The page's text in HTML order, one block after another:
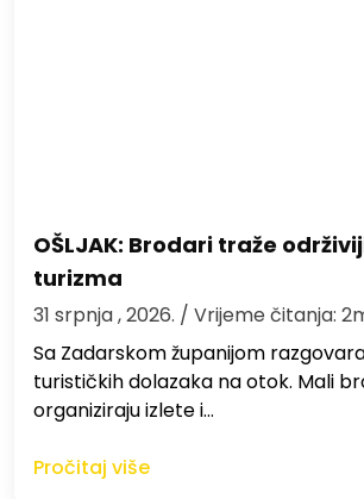
OŠLJAK: Brodari traže
turizma
31 srpnja , 2026. / Vrijeme čitanja:
Sa Zadarskom županijom
turističkih dolazaka na otok. Mali
organiziraju izlete i…
Pročitaj više